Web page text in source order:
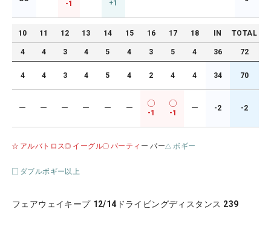
-1 +1
10 11 12 13 14 15 16 17 18 IN TOTAL
4 4 3 4 5 4 3 5 4 36 72
4 4 3 4 5 4 2 4 4 34 70
ー ー ー ー ー ー
-1 -1
ー -2 -2
アルバトロス イーグル バーティ ー パー ボギー
ダブルボギー以上
フェアウェイキープ 12/14 ドライビングディスタンス 239